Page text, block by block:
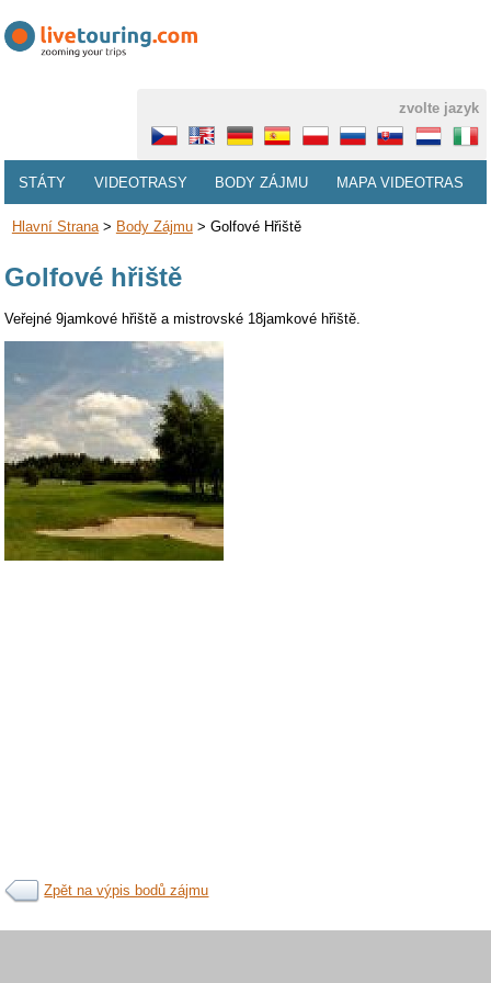
zvolte jazyk
STÁTY VIDEOTRASY BODY ZÁJMU MAPA VIDEOTRAS
Hlavní Strana> Body Zájmu> Golfové Hřiště
Golfové hřiště
Veřejné 9jamkové hřiště a mistrovské 18jamkové hřiště.
Zpět na výpis bodů zájmu